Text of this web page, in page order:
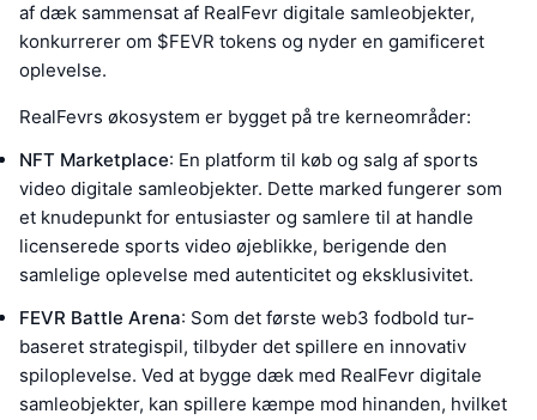
af dæk sammensat af RealFevr digitale samleobjekter,
konkurrerer om $FEVR tokens og nyder en gamificeret
oplevelse.
RealFevrs økosystem er bygget på tre kerneområder:
NFT Marketplace: En platform til køb og salg af sports
video digitale samleobjekter. Dette marked fungerer som
et knudepunkt for entusiaster og samlere til at handle
licenserede sports video øjeblikke, berigende den
samlelige oplevelse med autenticitet og eksklusivitet.
FEVR Battle Arena: Som det første web3 fodbold tur-
baseret strategispil, tilbyder det spillere en innovativ
spiloplevelse. Ved at bygge dæk med RealFevr digitale
samleobjekter, kan spillere kæmpe mod hinanden, hvilket